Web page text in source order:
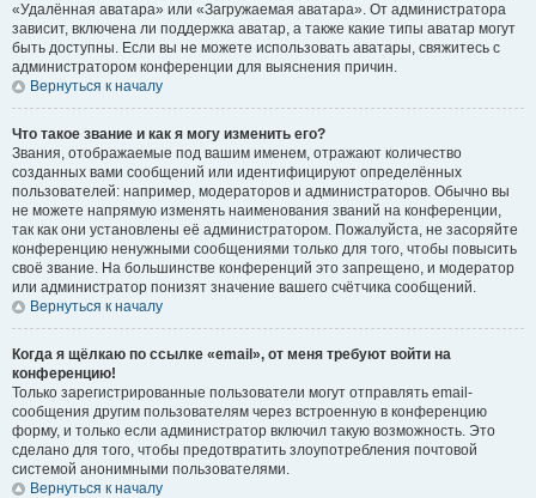
«Удалённая аватара» или «Загружаемая аватара». От администратора
зависит, включена ли поддержка аватар, а также какие типы аватар могут
быть доступны. Если вы не можете использовать аватары, свяжитесь с
администратором конференции для выяснения причин.
Вернуться к началу
Что такое звание и как я могу изменить его?
Звания, отображаемые под вашим именем, отражают количество
созданных вами сообщений или идентифицируют определённых
пользователей: например, модераторов и администраторов. Обычно вы
не можете напрямую изменять наименования званий на конференции,
так как они установлены её администратором. Пожалуйста, не засоряйте
конференцию ненужными сообщениями только для того, чтобы повысить
своё звание. На большинстве конференций это запрещено, и модератор
или администратор понизят значение вашего счётчика сообщений.
Вернуться к началу
Когда я щёлкаю по ссылке «email», от меня требуют войти на
конференцию!
Только зарегистрированные пользователи могут отправлять email-
сообщения другим пользователям через встроенную в конференцию
форму, и только если администратор включил такую возможность. Это
сделано для того, чтобы предотвратить злоупотребления почтовой
системой анонимными пользователями.
Вернуться к началу